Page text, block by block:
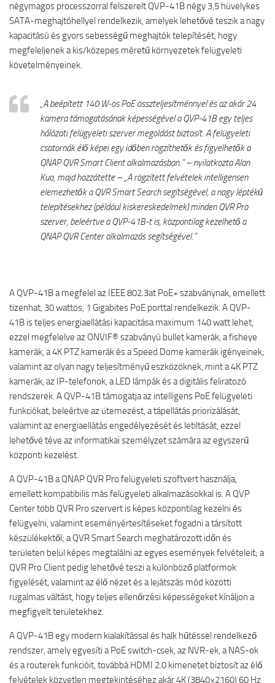
négymagos processzorral felszerelt QVP-41B négy 3,5 hüvelykes
SATA-meghajtóhellyel rendelkezik, amelyek lehetővé teszik a nagy
kapacitású és gyors sebességű meghajtók telepítését, hogy
megfeleljenek a kis/közepes méretű környezetek felügyeleti
követelményeinek.
„A beépített 140 W-os PoE összteljesítménnyel és az akár 24
kamera támogatásának képességével a QVP-41B egy teljes
hálózati felügyeleti szerver megoldást biztosít. A felügyeleti
csatornák élő képei egy időben rögzíthetők és figyelhetők a
QNAP QVR Smart Client alkalmazásban.” – nyilatkozta Alan
Kuo, majd hozzátette – „A rögzített felvételek intelligensen
elemezhetők a QVR Smart Search segítségével, a nagy léptékű
telepítésekhez (például kiskereskedelmek) minden QVR Pro
szerver, beleértve a QVP-41B-t is, központilag kezelhető a
QNAP QVR Center alkalmazás segítségével.”
A QVP-41B a megfelel az IEEE 802.3at PoE+ szabványnak, emellett
tizenhat, 30 wattos, 1 Gigabites PoE porttal rendelkezik. A QVP-
41B is teljes energiaellátási kapacitása maximum 140 watt lehet,
ezzel megfelelve az ONVIF® szabványú bullet kamerák, a fisheye
kamerák, a 4K PTZ kamerák és a Speed Dome kamerák igényeinek;
valamint az olyan nagy teljesítményű eszközöknek, mint a 4K PTZ
kamerák, az IP-telefonok, a LED lámpák és a digitális feliratozó
rendszerek. A QVP-41B támogatja az intelligens PoE felügyeleti
funkciókat, beleértve az ütemezést, a tápellátás priorizálását,
valamint az energiaellátás engedélyezését és letiltását, ezzel
lehetővé téve az informatikai személyzet számára az egyszerű
központi kezelést.
A QVP-41B a QNAP QVR Pro felügyeleti szoftvert használja,
emellett kompatibilis más felügyeleti alkalmazásokkal is. A QVP
Center több QVR Pro szervert is képes központilag kezelni és
felügyelni, valamint eseményértesítéseket fogadni a társított
készülékektől; a QVR Smart Search meghatározott időn és
területen belül képes megtalálni az egyes események felvételeit; a
QVR Pro Client pedig lehetővé teszi a különböző platformok
figyelését, valamint az élő nézet és a lejátszás mód közötti
rugalmas váltást, hogy teljes ellenőrzési képességeket kínáljon a
megfigyelt területekhez.
A QVP-41B egy modern kialakítással és halk hűtéssel rendelkező
rendszer, amely egyesíti a PoE switch-csek, az NVR-ek, a NAS-ok
és a routerek funkcióit, továbbá HDMI 2.0 kimenetet biztosít az élő
felvételek közvetlen megtekintéséhez akár 4K (3840×2160) 60 Hz